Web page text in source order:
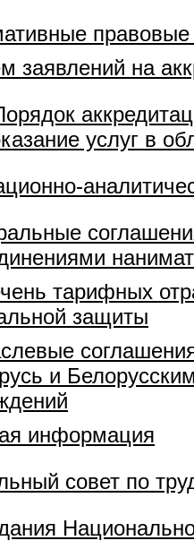
правовые
заявлений на
услуг в
тарифных
защиты
и
информация
совет по